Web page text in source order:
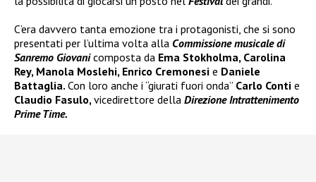
C’era davvero tanta emozione tra i protagonisti, che si sono
presentati per l’ultima volta alla Commissione musicale di
Sanremo Giovanicomposta da Ema Stokholma, Carolina
Rey, Manola Moslehi, Enrico Cremonesi e Daniele
Battaglia. Con loro anche i “giurati fuori onda” Carlo Conti e
Claudio Fasulo,vicedirettore della Direzione Intrattenimento
Prime Time.